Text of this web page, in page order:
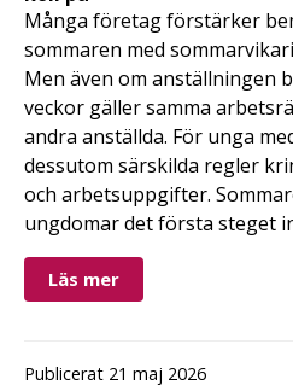
Många företag förstärker
sommaren med
Men även om anställningen
veckor gäller samma
andra anställda. För unga
dessutom särskilda regler
och arbetsuppgifter.
ungdomar det första steget
Läs mer
Publicerat 21 maj 2026